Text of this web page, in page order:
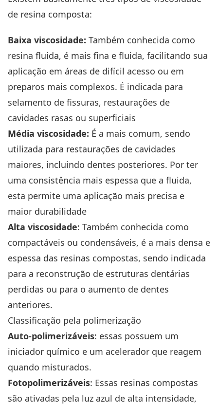
de resina composta:
Baixa viscosidade: Também conhecida como
resina fluida, é mais fina e fluida, facilitando sua
aplicação em áreas de difícil acesso ou em
preparos mais complexos. É indicada para
selamento de fissuras, restaurações de
cavidades rasas ou superficiais
Média viscosidade: É a mais comum, sendo
utilizada para restaurações de cavidades
maiores, incluindo dentes posteriores. Por ter
uma consistência mais espessa que a fluida,
esta permite uma aplicação mais precisa e
maior durabilidade
Alta viscosidade: Também conhecida como
compactáveis ou condensáveis, é a mais densa e
espessa das resinas compostas, sendo indicada
para a reconstrução de estruturas dentárias
perdidas ou para o aumento de dentes
anteriores.
Classificação pela polimerização
Auto-polimerizáveis: essas possuem um
iniciador químico e um acelerador que reagem
quando misturados.
Fotopolimerizáveis: Essas resinas compostas
são ativadas pela luz azul de alta intensidade,